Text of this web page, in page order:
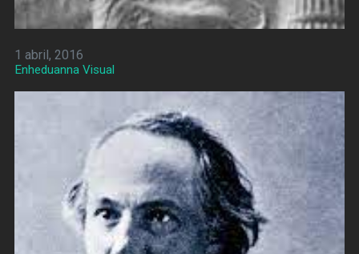
1 abril, 2016
Enheduanna Visual